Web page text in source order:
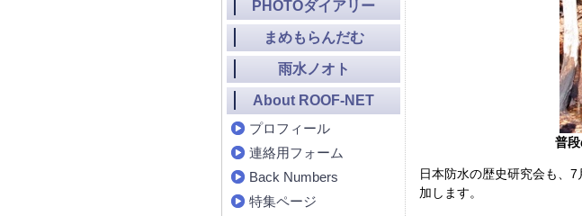
普段
日本防水の歴史研究会も、
加します。
PHOTOダイアリー
まめもらんだむ
雨水ノオト
About ROOF-NET
プロフィール
連絡用フォーム
Back Numbers
特集ページ